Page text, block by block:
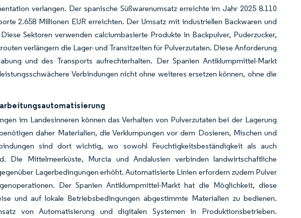
verlangen. Der spanische Süßwarenumsatz erreichte im Jahr 2025 8.110
2.658 Millionen EUR erreichten. Der Umsatz mit industriellen Backwaren und
Sektoren verwenden calciumbasierte Produkte in Backpulver, Puderzucker,
verlängern die Lager- und Transitzeiten für Pulverzutaten. Diese Anforderung
und des Transports aufrechterhalten. Der Spanien Antiklumpmittel-Markt
Verbindungen nicht ohne weiteres ersetzen können, ohne die
im Landesinneren können das Verhalten von Pulverzutaten bei der Lagerung
daher Materialien, die Verklumpungen vor dem Dosieren, Mischen und
sind dort wichtig, wo sowohl Feuchtigkeitsbeständigkeit als auch
Die Mittelmeerküste, Murcia und Andalusien verbinden landwirtschaftliche
Lagerbedingungen erhöht. Automatisierte Linien erfordern zudem Pulver
Der Spanien Antiklumpmittel-Markt hat die Möglichkeit, diese
und auf lokale Betriebsbedingungen abgestimmte Materialien zu bedienen.
von Automatisierung und digitalen Systemen in Produktionsbetrieben.